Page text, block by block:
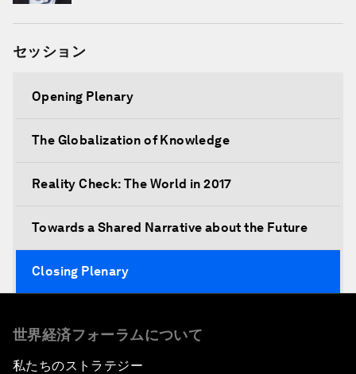
セッション
Opening Plenary
The Globalization of Knowledge
Reality Check: The World in 2017
Towards a Shared Narrative about the Future
Closing Plenary
世界経済フォーラムについて
私たちのストラテジー